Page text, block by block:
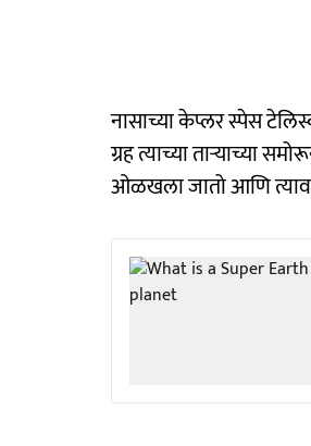
नासाच्या केप्लर स्पेस
ग्रह त्याच्या ताऱ्याच्या
ओळखला जातो आणि